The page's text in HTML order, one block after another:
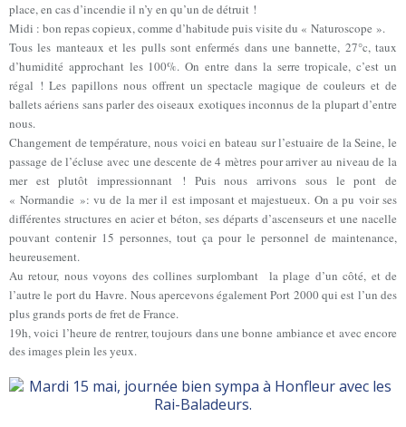
place, en cas d’incendie il n’y en qu’un de détruit !
Midi : bon repas copieux, comme d’habitude puis visite du « Naturoscope ».
Tous les manteaux et les pulls sont enfermés dans une bannette, 27°c, taux
d’humidité approchant les 100%. On entre dans la serre tropicale, c’est un
régal ! Les papillons nous offrent un spectacle magique de couleurs et de
ballets aériens sans parler des oiseaux exotiques inconnus de la plupart d’entre
nous.
Changement de température, nous voici en bateau sur l’estuaire de la Seine, le
passage de l’écluse avec une descente de 4 mètres pour arriver au niveau de la
mer est plutôt impressionnant ! Puis nous arrivons sous le pont de
« Normandie »: vu de la mer il est imposant et majestueux. On a pu voir ses
différentes structures en acier et béton, ses départs d’ascenseurs et une nacelle
pouvant contenir 15 personnes, tout ça pour le personnel de maintenance,
heureusement.
Au retour, nous voyons des collines surplombant la plage d’un côté, et de
l’autre le port du Havre. Nous apercevons également Port 2000 qui est l’un des
plus grands ports de fret de France.
19h, voici l’heure de rentrer, toujours dans une bonne ambiance et avec encore
des images plein les yeux.